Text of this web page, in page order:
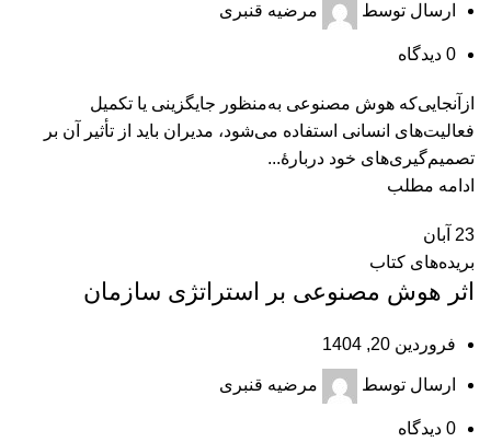
ارسال توسط مرضیه قنبری
0 دیدگاه
ازآنجایی‌که هوش مصنوعی به‌منظور جایگزینی یا تکمیل
فعالیت‌های انسانی استفاده می‌شود، مدیران باید از تأثیر آن بر
تصمیم‌گیری‌های خود دربارهٔ...
ادامه مطلب
23 آبان
بریده‌های کتاب
اثر هوش مصنوعی بر استراتژی سازمان
فروردین 20, 1404
ارسال توسط مرضیه قنبری
0 دیدگاه